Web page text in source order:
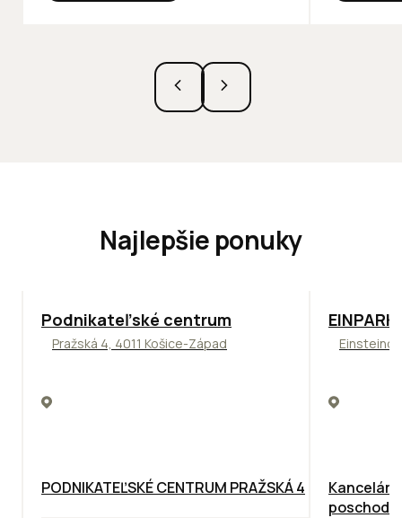
Najlepšie ponuky
ODPORÚČAME
Podnikateľské centrum
Pražská 4, 4011 Košice-Západ
PODNIKATEĽSKÉ CENTRUM PRAŽSKÁ 4
TOP
poschodie